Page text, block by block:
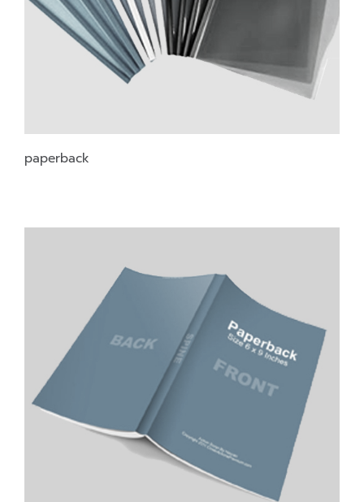
paperback